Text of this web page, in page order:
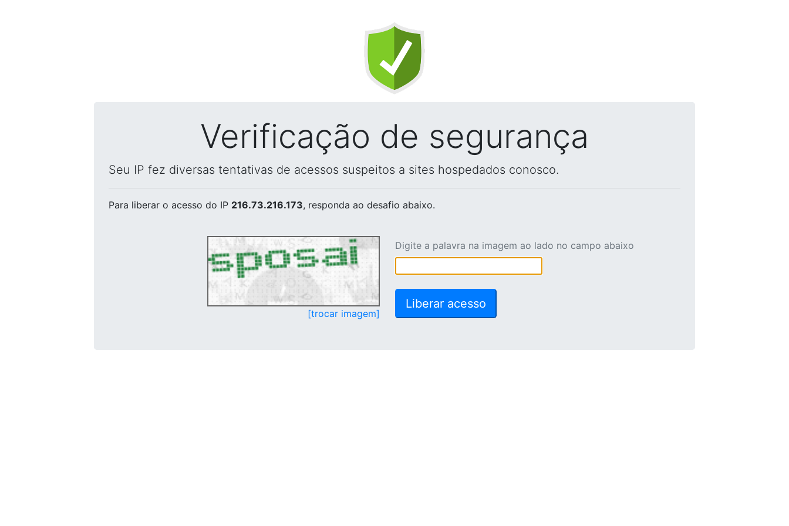
Verificação de segurança
Seu IP fez diversas tentativas de acessos suspeitos a sites hospedados conosco.
Para liberar o acesso do IP 216.73.216.173, responda ao desafio abaixo.
[trocar imagem]
Digite a palavra na imagem ao lado no campo abaixo